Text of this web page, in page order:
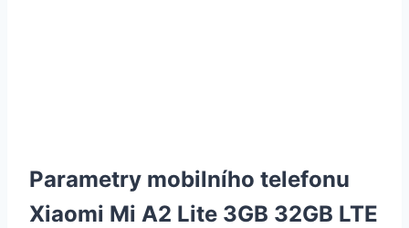
Parametry mobilního telefonu
Xiaomi Mi A2 Lite 3GB 32GB LTE